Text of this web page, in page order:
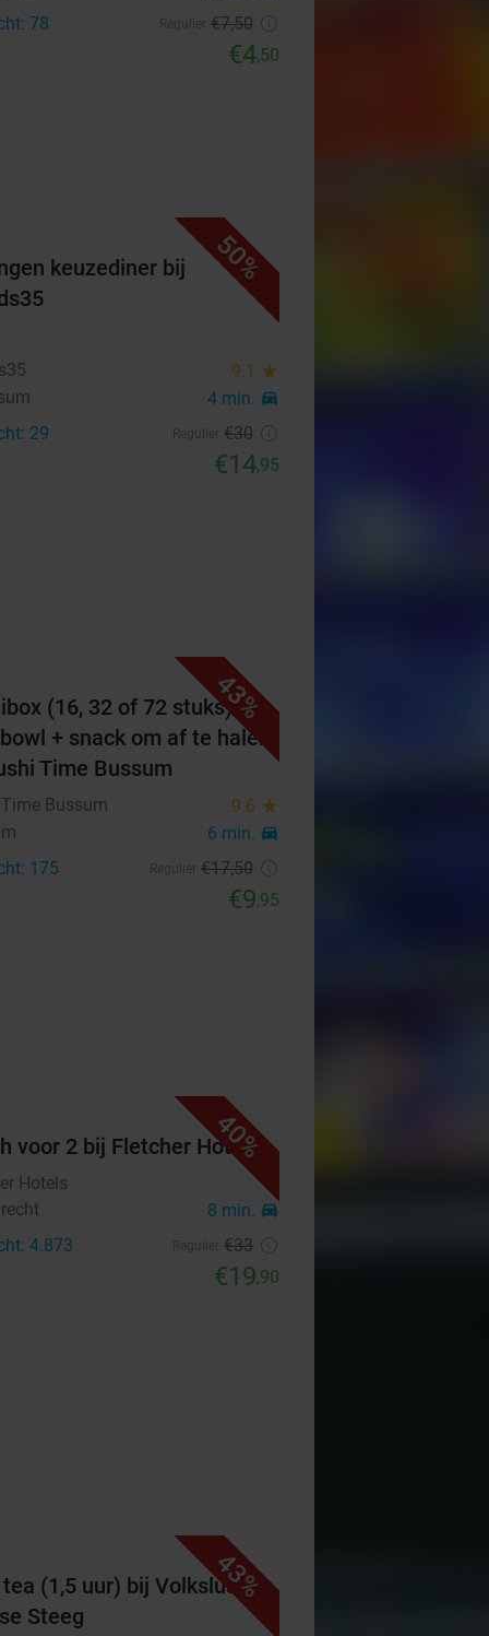
78 €7,50
€4,50
50%
keuzediner bij
9.1 star
4 min. directions_car
29 €30
€14,95
43%
(16, 32 of 72 stuks) of
+ snack om af te halen
Time Bussum
Bussum 9.6 star
6 min. directions_car
175 €17,50
€9,95
40%
voor 2 bij Fletcher Hotels
Hotels
8 min. directions_car
4.873 €33
€19,90
43%
(1,5 uur) bij Volkslust de
Steeg